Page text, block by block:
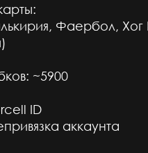
Фаербол,
~5900
ID
аккаунта